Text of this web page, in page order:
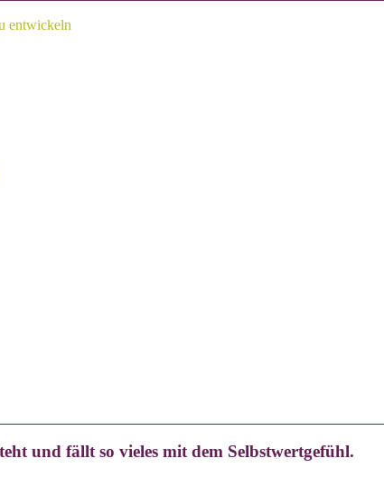
entwickeln
und fällt so vieles mit dem Selbstwertgefühl.